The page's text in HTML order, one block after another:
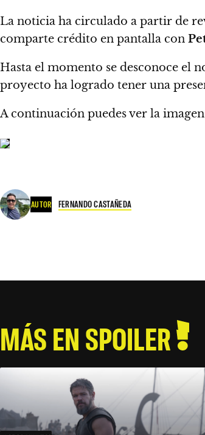
La noticia ha circulado a partir de
comparte crédito en pantalla con
Hasta el momento se desconoce el
proyecto ha logrado tener una
A continuación puedes ver la
AUTOR FERNANDO CASTAÑEDA
MÁS EN SPOILER